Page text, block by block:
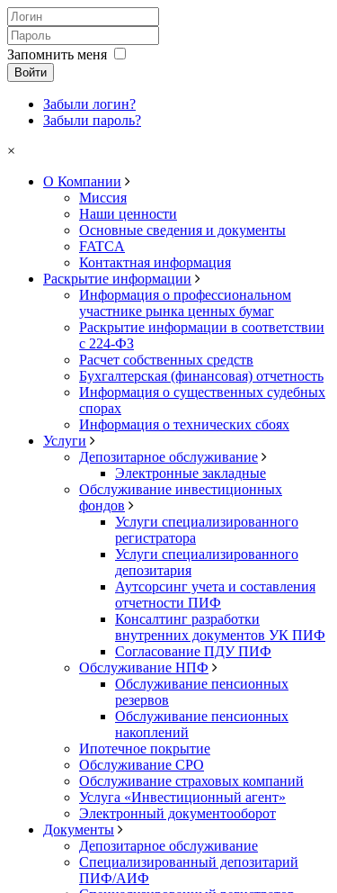
Запомнить меня
Войти
Забыли логин?
Забыли пароль?
×
О Компании
Миссия
Наши ценности
Основные сведения и документы
FATCA
Контактная информация
Раскрытие информации
Информация о профессиональном
участнике рынка ценных бумаг
Раскрытие информации в соответствии
с 224-ФЗ
Расчет собственных средств
Бухгалтерская (финансовая) отчетность
Информация о существенных судебных
спорах
Информация о технических сбоях
Услуги
Депозитарное обслуживание
Электронные закладные
Обслуживание инвестиционных
фондов
Услуги специализированного
регистратора
Услуги специализированного
депозитария
Аутсорсинг учета и составления
отчетности ПИФ
Консалтинг разработки
внутренних документов УК ПИФ
Согласование ПДУ ПИФ
Обслуживание НПФ
Обслуживание пенсионных
резервов
Обслуживание пенсионных
накоплений
Ипотечное покрытие
Обслуживание СРО
Обслуживание страховых компаний
Услуга «Инвестиционный агент»
Электронный документооборот
Документы
Депозитарное обслуживание
Специализированный депозитарий
ПИФ/АИФ